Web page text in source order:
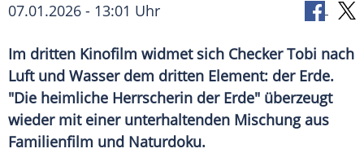
07.01.2026 - 13:01 Uhr
Im dritten Kinofilm widmet sich Checker Tobi nach
Luft und Wasser dem dritten Element: der Erde.
"Die heimliche Herrscherin der Erde" überzeugt
wieder mit einer unterhaltenden Mischung aus
Familienfilm und Naturdoku.